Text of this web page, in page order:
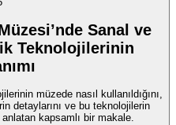
Sanal ve
Teknolojilerinin
müzede nasıl kullanıldığını,
detaylarını ve bu teknolojilerin
kapsamlı bir makale.